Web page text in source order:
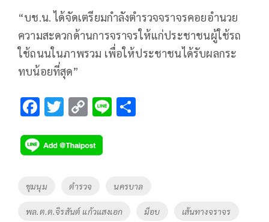
“บช.น. ได้จัดเตรียมกำลังตำรวจจราจรคอยอำนวย
ความสะดวกด้านการจราจรให้แก่ประชาชนผู้ใช้รถ
ใช้ถนนในภาพรวม เพื่อให้ประชาชนได้รับผลกระ
ทบน้อยที่สุด”
F
e
b
o
T
tt
er
C
p
y
Li
n
Li
Tags
ชุมนุม ตำรวจ นครบาล
พล.ต.ต.จิรสันต์ แก้วแสงเอก ม็อบ เส้นทางจราจร